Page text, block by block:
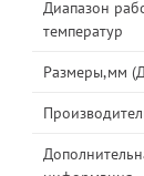
Диапазон
температур
Размеры,мм